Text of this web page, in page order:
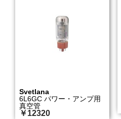
Svetlana
6L6GC パワー・アンプ用
真空管
￥12320